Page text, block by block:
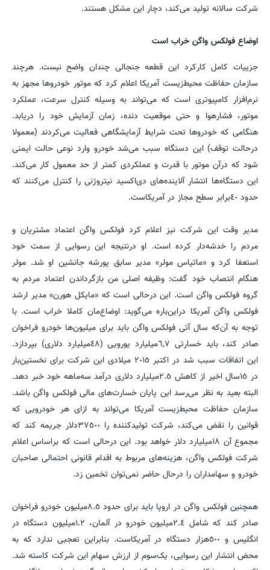
شرکت سالانه تولید می‌کند، دچار این مشکل هستند.
اوضاع فولکس واگن خراب است
جزییات کامل کارکرد این قطعه جنجالی چندان واضح نیست. هرچند
سازمان حفاظت محیط‌زیست آمریکا اعلام کرد که موتور خودروها مجهز به
نرم‌افزار کامپیوتری است که می‌تواند به وسیله کنترل سرعت، عملکرد
موتور، فشارهوا و حتی موقعیت دنده، زمان آزمایش خود را دریابد.
هنگامی که خودروها تحت شرایط آزمایشگاهی فعالیت می‌کردند (معمولا
درحالت توقف) این دستگاه سبب می‌شد خودرو وارد نوعی حالت ایمنی
شود که درآن موتور با قدرت و عملکردی کمتر از حد معمول کار می‌کند.
این دستگاه‌ها انتشار آلاینده‌های دی‌اکسید نیتروژنی را کنترل می‌کنند که
حدود ٤٠برابر سطح مجاز در آمریکاست.
مدیر وقت این شرکت نیز اعلام کرد فولکس واگن اعتماد مشتریان و
مردم را خدشه‌دار کرده است. او درنتیجه این رسوایی از سمت خود
استعفا کرد و «ماتیاس مولر» مدیر سابق پورشه جانشین او شد. مولر
هنگام انتصاب خود گفت: وظیفه اصلی من بازگرداندن اعتماد مردم به
گروه فولکس واگن است. این درحالی است که «مایکل هورن» مدیر ارشد
فولکس واگن آمریکا دراین‌باره می‌گوید: اوضاع‌مان کاملا خراب است. با
توجه به آن‌که‌ سال آتی فولکس واگن باید برای میلیون‌ها خودرو فراخوان
صادر کند، باید خسارتی ٦,٧‌میلیارد یورویی (٤٨میلیارد دلاری) بپردازد.
این اتفاقات سبب شد در اکتبر ٢٠١٥ میلادی این شرکت برای نخستین‌بار
در ١٥‌سال اخیر از کاهش ٢.٥‌میلیارد دلاری درآمد سه‌ماهه خود خبر دهد.
البته بعید به نظر می‌رسد این پایان خسارت‌های مالی فولکس واگن باشد.
سازمان حفاظت محیط‌زیست آمریکا می‌تواند به ازای هر خودرویی که
قوانین را نقض می‌کند، شرکت تولید‌کننده را ٣٧٥٠٠دلار جریمه کند که
مجموع آن ١٨‌میلیارد دلار خواهد بود. این درحالی است که براساس اعلام
شرکت فولکس واگن، هزینه‌های مربوط به اقدام قانونی احتمالی صاحبان
خودرو و سهامداران را درحال حاضر نمی‌توان تخمین زد.
همچنین فولکس واگن در اروپا باید برای حدود ٨.٥‌میلیون خودرو فراخوان
صادر کند که شامل ٢.٤‌میلیون خودرو در آلمان، ١.٢‌میلیون دستگاه در
انگلیس و ٥٠٠هزار دستگاه در آمریکاست. بنابراین تعجبی ندارد که به
محض انتشار این رسوایی، یک‌سوم از ارزش سهام این شرکت کاسته شد.